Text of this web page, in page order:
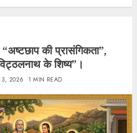
की प्रासंगिकता”,
के शिष्य”।
3, 2026 1 MIN READ